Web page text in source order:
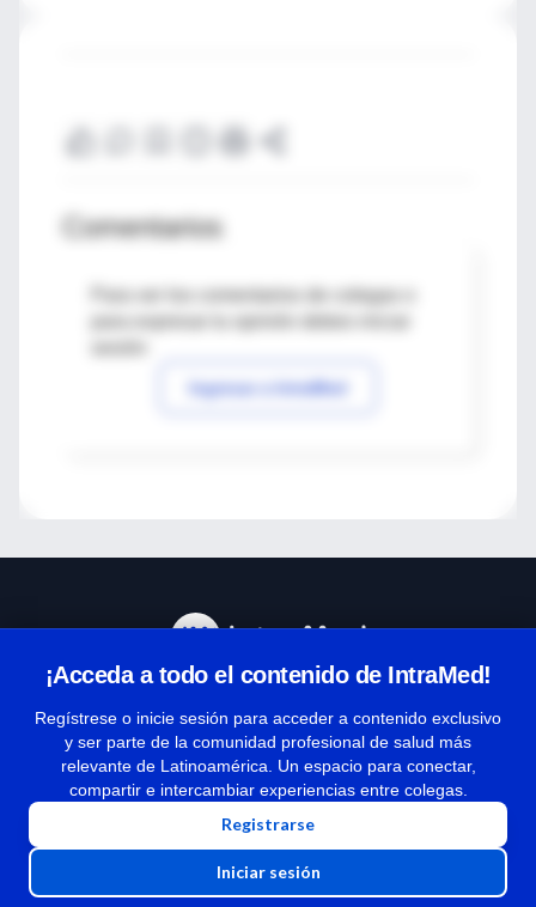
Comentarios
Para ver los comentarios de colegas o
Ingresar a IntraMed
¡Acceda a todo el contenido de IntraMed!
Regístrese o inicie sesión para acceder a contenido exclusivo
y ser parte de la comunidad profesional de salud más
relevante de Latinoamérica. Un espacio para conectar,
compartir e intercambiar experiencias entre colegas.
Registrarse
Iniciar sesión
Términos y condiciones
| Políticas de privacidad
| Todos los derechos reservados | Copyright 1997-2026